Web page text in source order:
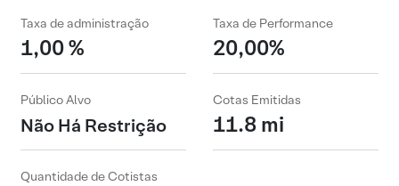
Taxa de administração
1,00 %
Taxa de Performance
20,00%
Público Alvo
Não Há Restrição
Cotas Emitidas
11.8 mi
Quantidade de Cotistas